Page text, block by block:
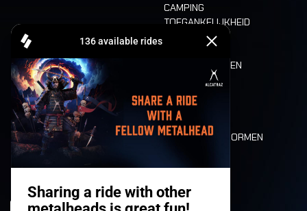
CAMPING
TOEGANKELIJKHEID
CASHLESS
ETEN EN DRINKEN
MOBILITEIT
LONE WOLVES
PLATTEGROND
DEATH RIDE
WAARDEN EN NORMEN
HISTORIEK